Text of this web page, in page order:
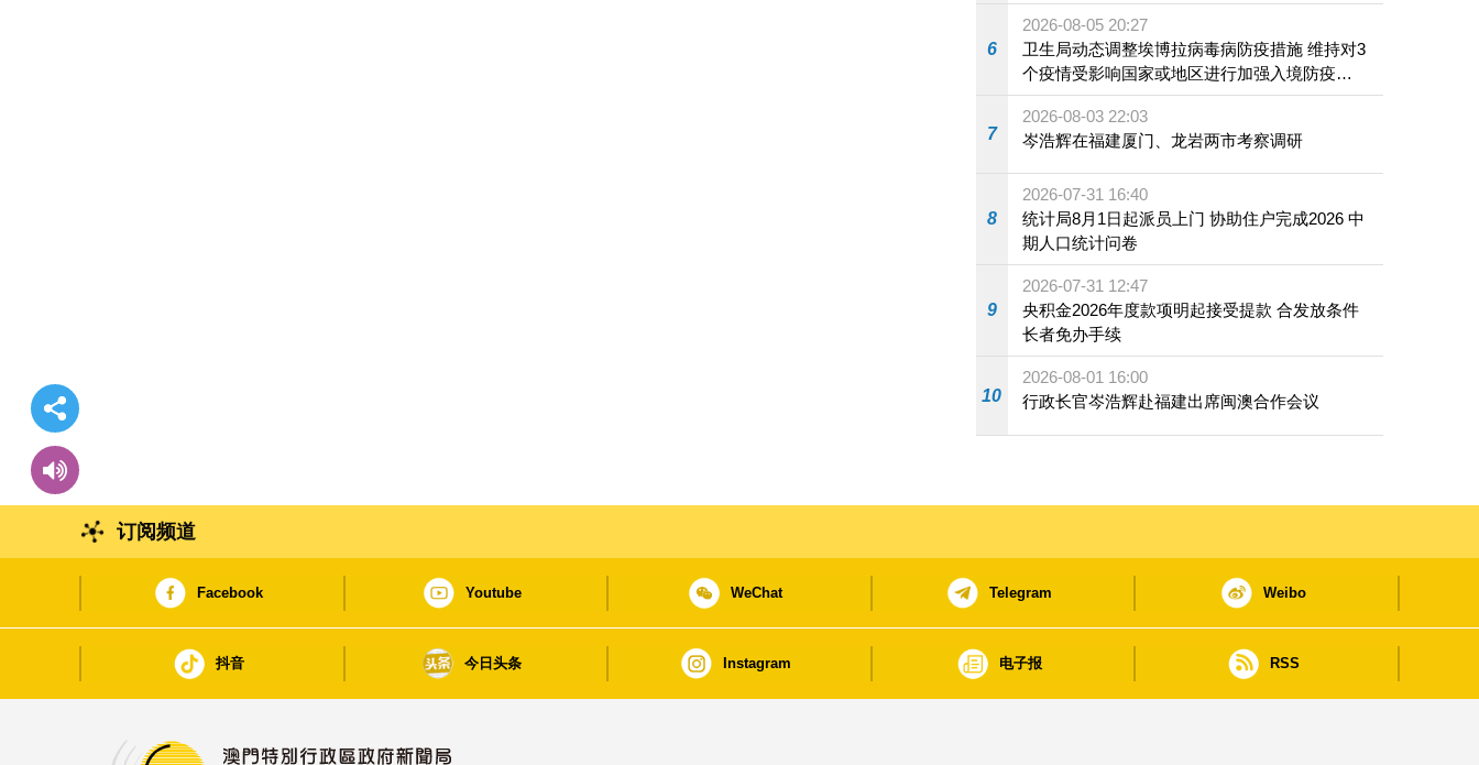
6
2026-08-05 20:27
卫生局动态调整埃博拉病毒病防疫措施 维持对3
个疫情受影响国家或地区进行加强入境防疫措
施
7
2026-08-03 22:03
岑浩辉在福建厦门、龙岩两市考察调研
8
2026-07-31 16:40
统计局8月1日起派员上门 协助住户完成2026 中
期人口统计问卷
9
2026-07-31 12:47
央积金2026年度款项明起接受提款 合发放条件
长者免办手续
10
2026-08-01 16:00
行政长官岑浩辉赴福建出席闽澳合作会议
订阅频道
Facebook Youtube WeChat Telegram Weibo
抖音 今日头条 Instagram 电子报 RSS